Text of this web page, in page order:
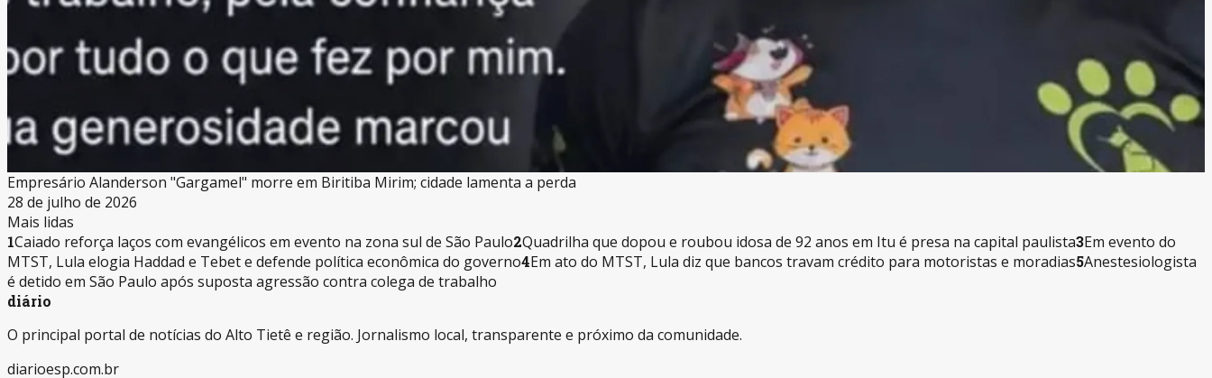
Empresário Alanderson "Gargamel" morre em Biritiba Mirim; cidade lamenta a perda
28 de julho de 2026
Mais lidas
1Caiado reforça laços com evangélicos em evento na zona sul de São Paulo2Quadrilha que dopou e roubou idosa de 92 anos em Itu é presa na capital paulista3Em evento do
MTST, Lula elogia Haddad e Tebet e defende política econômica do governo4Em ato do MTST, Lula diz que bancos travam crédito para motoristas e moradias5Anestesiologista
é detido em São Paulo após suposta agressão contra colega de trabalho
diário
O principal portal de notícias do Alto Tietê e região. Jornalismo local, transparente e próximo da comunidade.
diarioesp.com.br